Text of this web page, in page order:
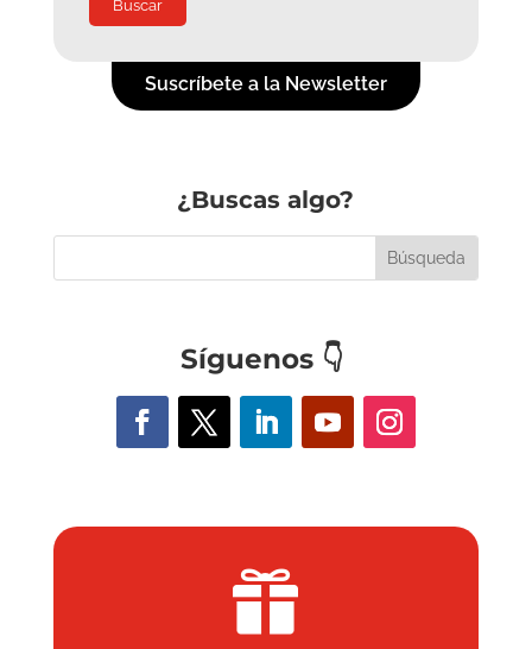
Suscríbete a la Newsletter
¿Buscas algo?
Síguenos 👇
